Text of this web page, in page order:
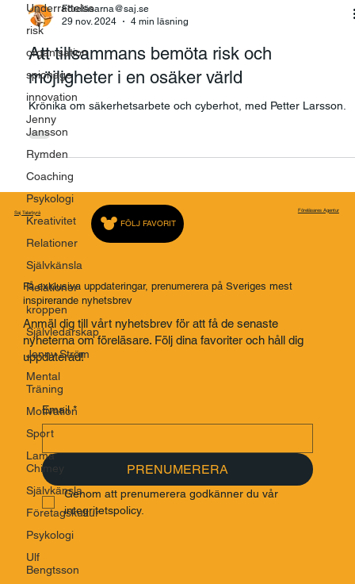
Underrättelse
risk
organisation
spionage
innovation
Jenny
Jansson
Rymden
Coaching
Psykologi
Kreativitet
Relationer
Självkänsla
Relationer
kroppen
Självledarskap
Jenny Ström
Mental
Träning
Motivation
Sport
Lama
Chimey
Självkänsla
Företagskultur
Psykologi
Ulf
Bengtsson
Föreläsarna@saj.se
29 nov. 2024
4 min läsning
Att tillsammans bemöta risk och
möjligheter i en osäker värld
Krönika om säkerhetsarbete och cyberhot, med Petter Larsson.
Få exklusiva uppdateringar, prenumerera på Sveriges mest
inspirerande nyhetsbrev
Anmäl dig till vårt nyhetsbrev för att få de senaste
nyheterna om föreläsare. Följ dina favoriter och håll dig
uppdaterad!
PRENUMERERA
Genom att prenumerera godkänner du vår